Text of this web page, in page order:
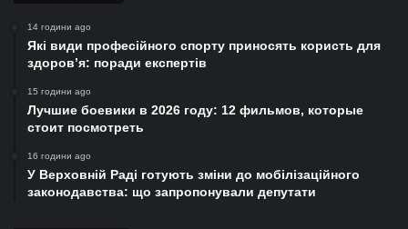
14 години ago
Які види професійного спорту приносять користь для
здоров’я: поради експертів
15 години ago
Лучшие боевики в 2026 году: 12 фильмов, которые
стоит посмотреть
16 години ago
У Верховній Раді готують зміни до мобілізаційного
законодавства: що запропонували депутати